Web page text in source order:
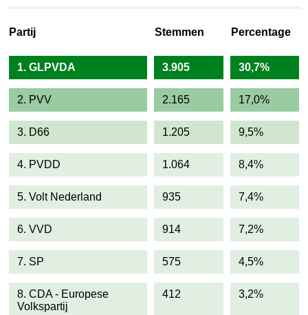
Partij Stemmen Percentage
1. GLPVDA 3.905 30,7%
2. PVV 2.165 17,0%
3. D66 1.205 9,5%
4. PVDD 1.064 8,4%
5. Volt Nederland 935 7,4%
6. VVD 914 7,2%
7. SP 575 4,5%
8. CDA - Europese
Volkspartij
412 3,2%